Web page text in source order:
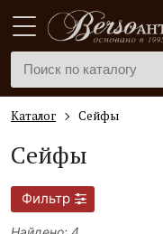
Каталог Cейфы
Cейфы
Фильтр